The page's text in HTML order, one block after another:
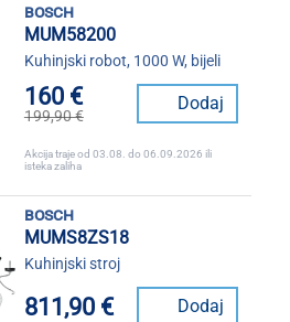
bosch
MUM58200
Kuhinjski robot, 1000 W, bijeli
160 €
199,90 €
Dodaj
Akcija traje od 03.08. do 06.09.2026 ili
isteka zaliha
bosch
MUMS8ZS18
Kuhinjski stroj
811,90 € Dodaj